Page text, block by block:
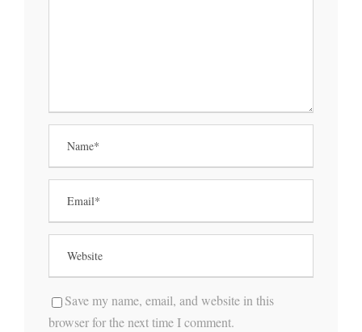
Save my name, email, and website in this
browser for the next time I comment.